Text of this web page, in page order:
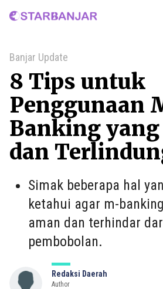
Home
Banjar Update
8 Tips untuk
Penggunaan
Banking
dan
Simak beberapa hal
ketahui agar m-
aman dan terhindar
pembobolan.
Redaksi Daerah
Author